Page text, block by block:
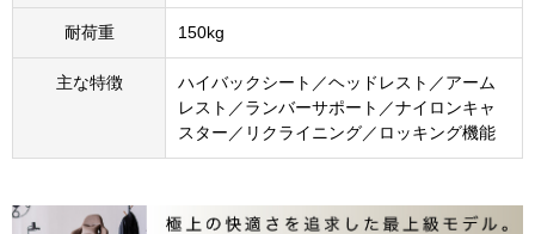
耐荷重 150kg
主な特徴
ハイバックシート／ヘッドレスト／アーム
レスト／ランバーサポート／ナイロンキャ
スター／リクライニング／ロッキング機能